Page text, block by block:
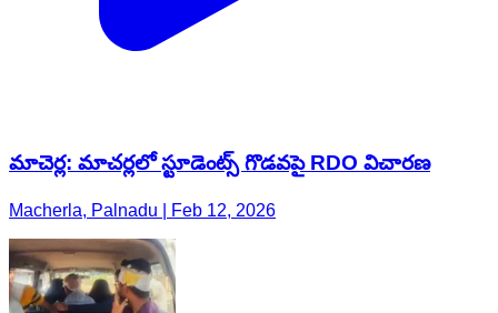
మాచెర్ల: మాచర్లలో స్టూడెంట్స్ గొడవపై RDO విచారణ
Macherla, Palnadu | Feb 12, 2026